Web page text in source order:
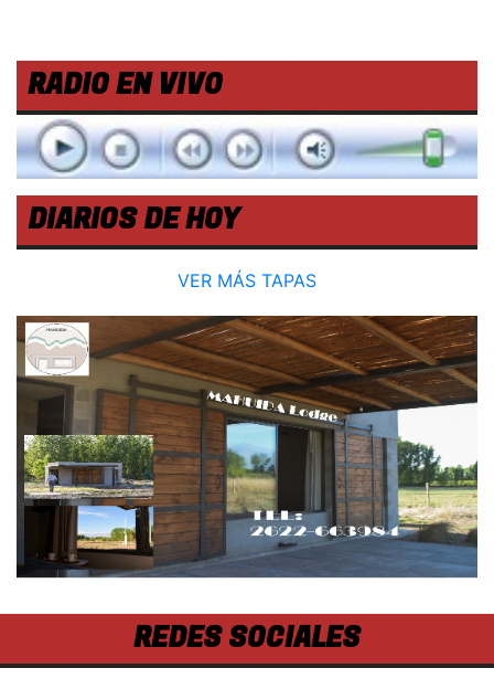
RADIO EN VIVO
DIARIOS DE HOY
VER MÁS TAPAS
REDES SOCIALES